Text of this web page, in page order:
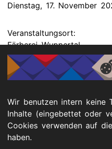
Dienstag, 17. November
Veranstaltungsort:
Färberei Wuppertal
Peter-Hansen-Platz 1
Wuppertal-Oberbarmen
Wir benutzen intern keine
Inhalte (eingebettet oder
Cookies verwenden auf
haben.